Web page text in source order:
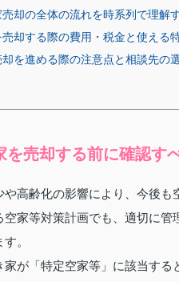
売却の全体の流れを時系列で理解
売却する際の費用・税金と使える
却を進める際の注意点と相談先の
を売却する前に確認す
高齢化の影響により、今後も
空家等対策計画でも、適切に
。
家が「特定空家等」に該当す